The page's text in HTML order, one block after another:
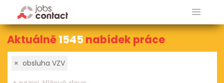
Aktuálně1545 nabídek práce
× obsluha VZV